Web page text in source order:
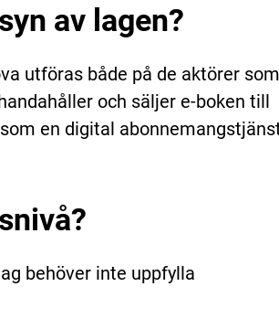
av lagen?
utföras både på de aktörer som
och säljer e-boken till
en digital
behöver inte uppfylla